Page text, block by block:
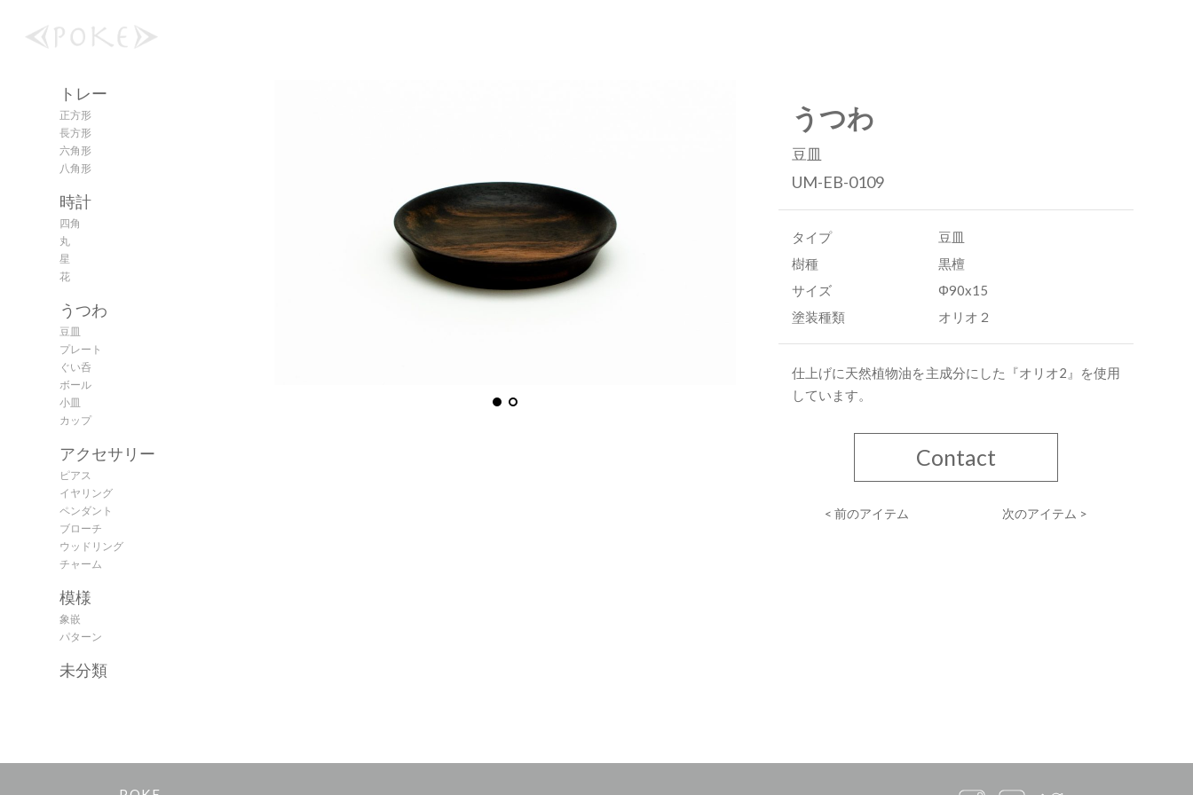
トレー
正方形
長方形
六角形
八角形
時計
四角
丸
星
花
うつわ
豆皿
プレート
ぐい呑
ボール
小皿
カップ
アクセサリー
ピアス
イヤリング
ペンダント
ブローチ
ウッドリング
チャーム
模様
象嵌
パターン
未分類
うつわ
豆皿
UM-EB-0109
タイプ
豆皿
樹種
黒檀
サイズ
Φ90x15
塗装種類
オリオ２
仕上げに天然植物油を主成分にした『オリオ2』を使用
しています。
Contact
< 前のアイテム 次のアイテム >